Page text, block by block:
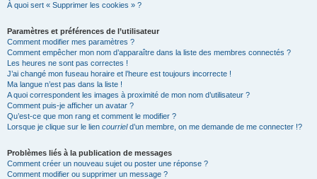
À quoi sert « Supprimer les cookies » ?
Paramètres et préférences de l’utilisateur
Comment modifier mes paramètres ?
Comment empêcher mon nom d’apparaître dans la liste des membres connectés ?
Les heures ne sont pas correctes !
J’ai changé mon fuseau horaire et l’heure est toujours incorrecte !
Ma langue n’est pas dans la liste !
A quoi correspondent les images à proximité de mon nom d’utilisateur ?
Comment puis-je afficher un avatar ?
Qu’est-ce que mon rang et comment le modifier ?
Lorsque je clique sur le lien courrield’un membre, on me demande de me connecter !?
Problèmes liés à la publication de messages
Comment créer un nouveau sujet ou poster une réponse ?
Comment modifier ou supprimer un message ?